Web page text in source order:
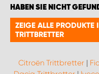
HABEN SIE NICHT
ZEIGE ALLE PRODUKTE
TRITTBRETTER
Citroën Trittbretter |